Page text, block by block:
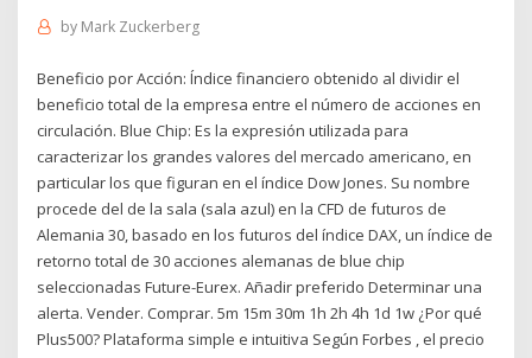
by Mark Zuckerberg
Beneficio por Acción: Índice financiero obtenido al dividir el
beneficio total de la empresa entre el número de acciones en
circulación. Blue Chip: Es la expresión utilizada para
caracterizar los grandes valores del mercado americano, en
particular los que figuran en el índice Dow Jones. Su nombre
procede del de la sala (sala azul) en la CFD de futuros de
Alemania 30, basado en los futuros del índice DAX, un índice de
retorno total de 30 acciones alemanas de blue chip
seleccionadas Future-Eurex. Añadir preferido Determinar una
alerta. Vender. Comprar. 5m 15m 30m 1h 2h 4h 1d 1w ¿Por qué
Plus500? Plataforma simple e intuitiva Según Forbes , el precio